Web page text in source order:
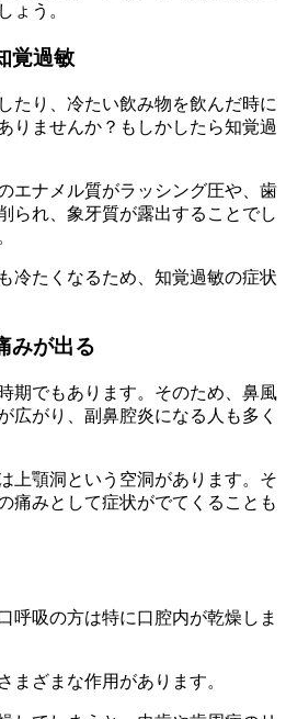
ょう。
覚過敏
たり、冷たい飲み物を飲んだ時に
りませんか？もしかしたら知覚過
エナメル質がラッシング圧や、歯
られ、象牙質が露出することでし
冷たくなるため、知覚過敏の症状
みが出る
期でもあります。そのため、鼻風
広がり、副鼻腔炎になる人も多く
上顎洞という空洞があります。そ
痛みとして症状がでてくることも
呼吸の方は特に口腔内が乾燥しま
まざまな作用があります。